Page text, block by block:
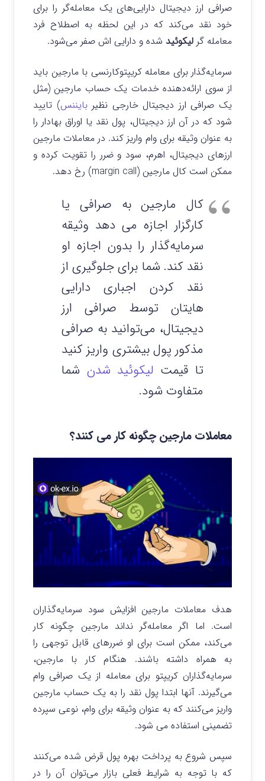
صرافی ارز دیجیتال دارایی‌های یک معامله‌گر را برای
خود نقد می‌کند که در این لحظه به اصطلاح فرد
معامله گر لیکوئید شده و دارایی اش صفر می‌شود.
سرمایه‌گذار برای معامله کریپتوکارنسی با مارجین باید
از سوی ارائه‌دهنده خدمات یک حساب مارجین (مثل
یک صرافی ارز دیجیتال خارجی نظیربایننس) تایید
شود که در آن ارز دیجیتال، پول نقد یا اوراق بهادار را
به عنوان وثیقه برای وام واریز کند. در معاملات مارجین
ارزهای دیجیتال، اهرم، سود و ضرر را تقویت کرده و
ممکن است کال مارجین (margin call) رخ دهد.
کال مارجین به صرافی یا
کارگزار اجازه می دهد وثیقه
سرمایه‌گذار را بدون اجازه او
نقد کند. شما برای جلوگیری از
نقد کردن اجباری دارایی
هایتان توسط صرافی ارز
دیجیتال، می‌توانید به صرافی
مذکور پول بیشتری واریز کنید
تا قیمت لیکوئید شدن شما
متفاوت شود.
معاملات مارجین چگونه کار می کنند؟
هدف معاملات مارجین افزایش سود سرمایه‌گذاران
است. اما اگر معامله‌گر نداند مارجین چگونه کار
می‌کند، ممکن است برای او ضررهای قابل توجهی را
به همراه داشته باشند. هنگام کار با مارجین،
سرمایه‌گذاران کریپتو برای معامله از یک صرافی وام
می‌گیرند. آنها ابتدا پول نقد را به یک حساب مارجین
واریز می‌کنند که به عنوان وثیقه برای وام، نوعی سپرده
تضمینی استفاده می شود.
سپس شروع به پرداخت بهره پول قرض شده می‌کنند
که با توجه به شرایط فعلی بازار می‌توان آن را در